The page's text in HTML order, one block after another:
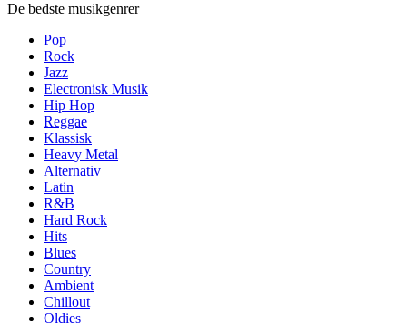
De bedste musikgenrer
Pop
Rock
Jazz
Electronisk Musik
Hip Hop
Reggae
Klassisk
Heavy Metal
Alternativ
Latin
R&B
Hard Rock
Hits
Blues
Country
Ambient
Chillout
Oldies